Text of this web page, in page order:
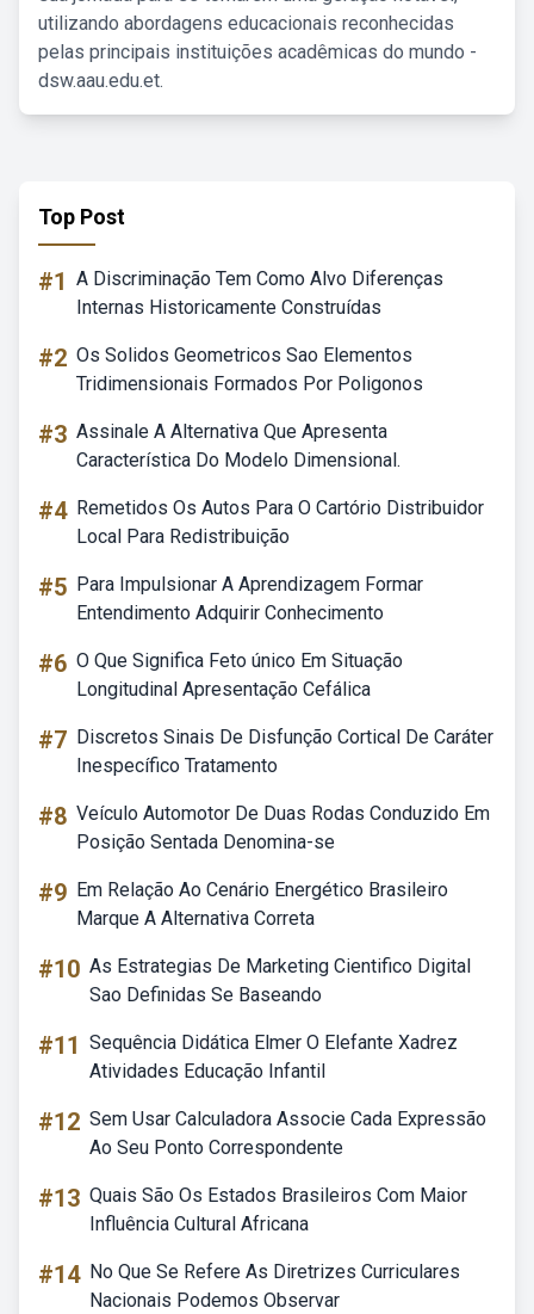
utilizando abordagens educacionais reconhecidas
pelas principais instituições acadêmicas do mundo -
dsw.aau.edu.et.
Top Post
#1 A Discriminação Tem Como Alvo Diferenças
Internas Historicamente Construídas
#2 Os Solidos Geometricos Sao Elementos
Tridimensionais Formados Por Poligonos
#3 Assinale A Alternativa Que Apresenta
Característica Do Modelo Dimensional.
#4 Remetidos Os Autos Para O Cartório Distribuidor
Local Para Redistribuição
#5 Para Impulsionar A Aprendizagem Formar
Entendimento Adquirir Conhecimento
#6 O Que Significa Feto único Em Situação
Longitudinal Apresentação Cefálica
#7 Discretos Sinais De Disfunção Cortical De Caráter
Inespecífico Tratamento
#8 Veículo Automotor De Duas Rodas Conduzido Em
Posição Sentada Denomina-se
#9 Em Relação Ao Cenário Energético Brasileiro
Marque A Alternativa Correta
#10 As Estrategias De Marketing Cientifico Digital
Sao Definidas Se Baseando
#11 Sequência Didática Elmer O Elefante Xadrez
Atividades Educação Infantil
#12 Sem Usar Calculadora Associe Cada Expressão
Ao Seu Ponto Correspondente
#13 Quais São Os Estados Brasileiros Com Maior
Influência Cultural Africana
#14 No Que Se Refere As Diretrizes Curriculares
Nacionais Podemos Observar